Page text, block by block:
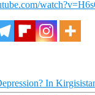
In